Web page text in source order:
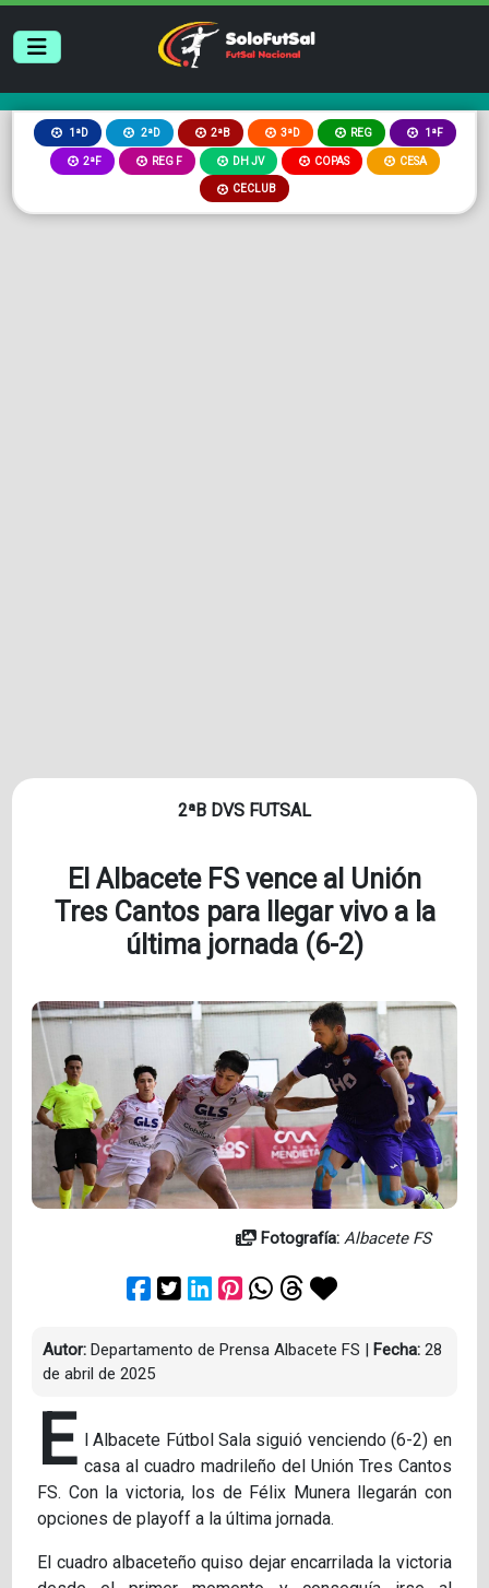
1ªD 2ªD 2ªB 3ªD REG 1ªF
2ªF REG F DH JV COPAS CESA
CECLUB
2ªB DVS FUTSAL
El Albacete FS vence al Unión
Tres Cantos para llegar vivo a la
última jornada (6-2)
Fotografía: Albacete FS
Autor: Departamento de Prensa Albacete FS | Fecha: 28
de abril de 2025
E l Albacete Fútbol Sala siguió venciendo (6-2) en
casa al cuadro madrileño del Unión Tres Cantos
FS. Con la victoria, los de Félix Munera llegarán con
opciones de playoff a la última jornada.
El cuadro albaceteño quiso dejar encarrilada la victoria